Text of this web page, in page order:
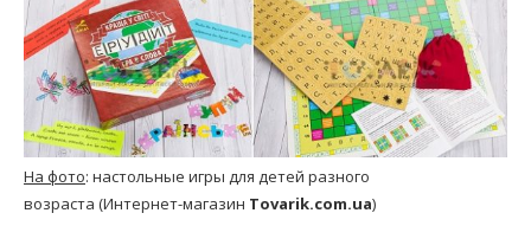
На фото: настольные игры для детей разного
возраста (Интернет-магазин Tovarik.com.ua)